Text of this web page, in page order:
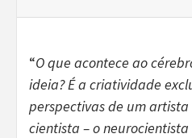
“O que acontece ao
ideia? É a criatividade
perspectivas de um artista
cientista – o